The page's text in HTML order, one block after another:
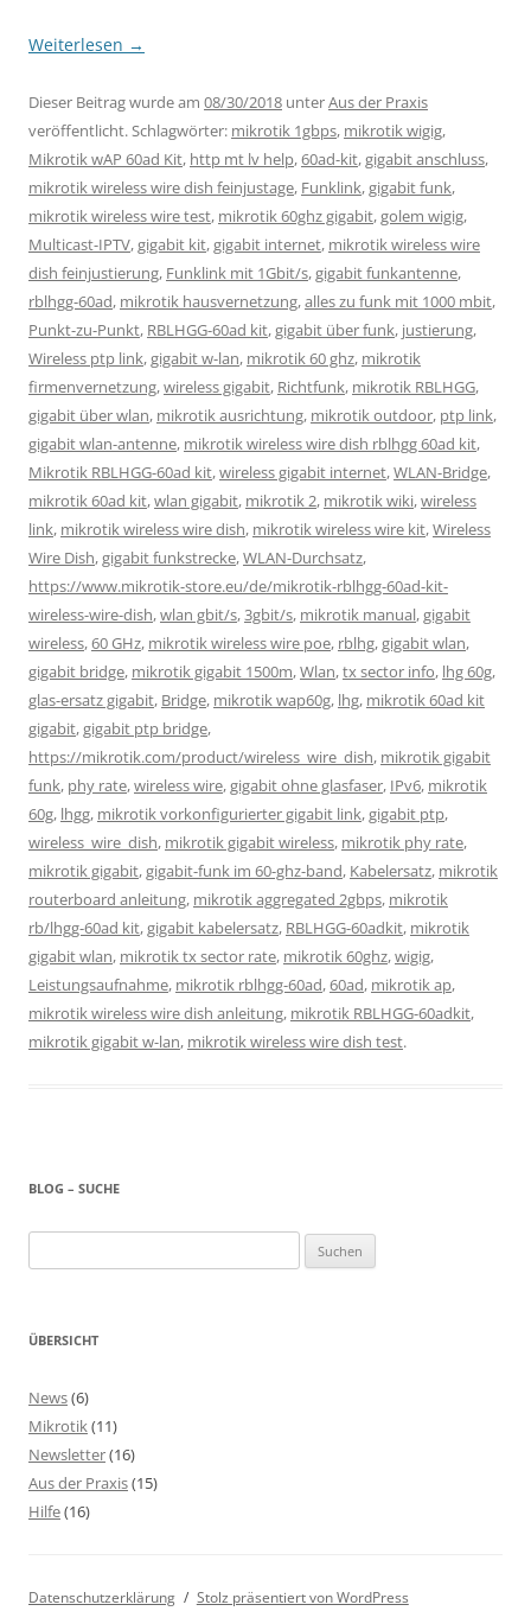
Weiterlesen →
Dieser Beitrag wurde am 08/30/2018 unterAus der Praxis
veröffentlicht. Schlagwörter: mikrotik 1gbps, mikrotik wigig,
Mikrotik wAP 60ad Kit, http mt lv help,60ad-kit,gigabit anschluss,
mikrotik wireless wire dish feinjustage, Funklink,gigabit funk,
mikrotik wireless wire test, mikrotik 60ghz gigabit,golem wigig,
Multicast-IPTV,gigabit kit,gigabit internet, mikrotik wireless wire
dish feinjustierung, Funklink mit 1Gbit/s,gigabit funkantenne,
rblhgg-60ad, mikrotik hausvernetzung,alles zu funk mit 1000 mbit,
Punkt-zu-Punkt, RBLHGG-60ad kit,gigabit über funk, justierung,
Wireless ptp link,gigabit w-lan, mikrotik 60 ghz, mikrotik
firmenvernetzung,wireless gigabit, Richtfunk, mikrotik RBLHGG,
gigabit über wlan, mikrotik ausrichtung, mikrotik outdoor, ptp link,
gigabit wlan-antenne, mikrotik wireless wire dish rblhgg 60ad kit,
Mikrotik RBLHGG-60ad kit,wireless gigabit internet,WLAN-Bridge,
mikrotik 60ad kit,wlan gigabit, mikrotik 2, mikrotik wiki,wireless
link, mikrotik wireless wire dish, mikrotik wireless wire kit,Wireless
Wire Dish,gigabit funkstrecke,WLAN-Durchsatz,
https://www.mikrotik-store.eu/de/mikrotik-rblhgg-60ad-kit-
wireless-wire-dish,wlan gbit/s,3gbit/s, mikrotik manual,gigabit
wireless,60 GHz, mikrotik wireless wire poe, rblhg,gigabit wlan,
gigabit bridge, mikrotik gigabit 1500m,Wlan,tx sector info, lhg 60g,
glas-ersatz gigabit, Bridge, mikrotik wap60g, lhg, mikrotik 60ad kit
gigabit,gigabit ptp bridge,
https://mikrotik.com/product/wireless_wire_dish, mikrotik gigabit
funk, phy rate,wireless wire,gigabit ohne glasfaser, IPv6, mikrotik
60g, lhgg, mikrotik vorkonfigurierter gigabit link,gigabit ptp,
wireless_wire_dish, mikrotik gigabit wireless, mikrotik phy rate,
mikrotik gigabit,gigabit-funk im 60-ghz-band, Kabelersatz, mikrotik
routerboard anleitung, mikrotik aggregated 2gbps, mikrotik
rb/lhgg-60ad kit,gigabit kabelersatz, RBLHGG-60adkit, mikrotik
gigabit wlan, mikrotik tx sector rate, mikrotik 60ghz,wigig,
Leistungsaufnahme, mikrotik rblhgg-60ad,60ad, mikrotik ap,
mikrotik wireless wire dish anleitung, mikrotik RBLHGG-60adkit,
mikrotik gigabit w-lan, mikrotik wireless wire dish test.
BLOG – SUCHE
nach:
ÜBERSICHT
News(6)
Mikrotik(11)
Newsletter(16)
Aus der Praxis(15)
Hilfe(16)
Datenschutzerklärung Stolz präsentiert von WordPress